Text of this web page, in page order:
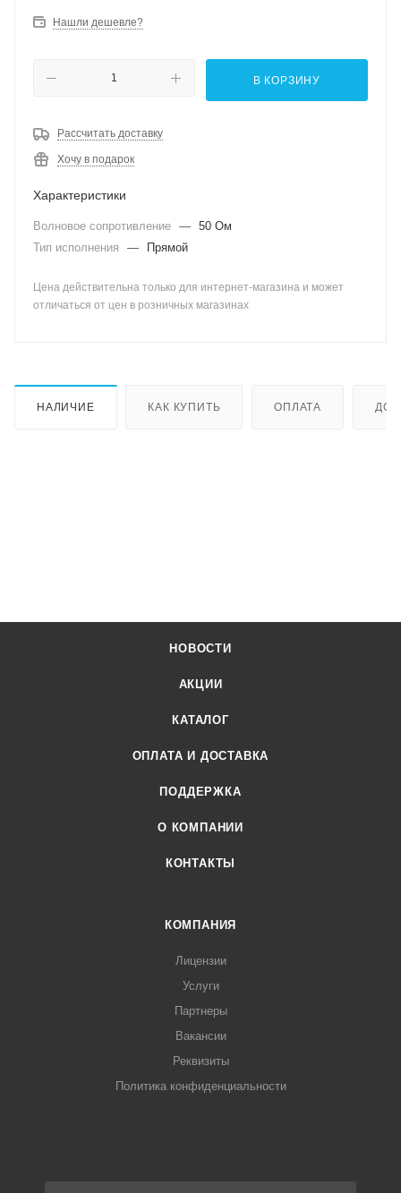
Нашли дешевле?
В КОРЗИНУ
Рассчитать доставку
Хочу в подарок
Характеристики
Волновое сопротивление — 50 Ом
Тип исполнения
— Прямой
Цена действительна только для интернет-магазина и может
отличаться от цен в розничных магазинах
НАЛИЧИЕ КАК КУПИТЬ ОПЛАТА
НОВОСТИ
АКЦИИ
КАТАЛОГ
ОПЛАТА И ДОСТАВКА
ПОДДЕРЖКА
О КОМПАНИИ
КОНТАКТЫ
КОМПАНИЯ
Лицензии
Услуги
Партнеры
Вакансии
Реквизиты
Политика конфиденциальности